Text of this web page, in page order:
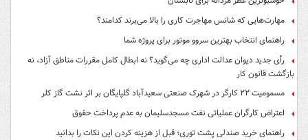
مهارت‌هایی که شانس مهاجرت کاری را بالا می‌برند کدامند؟
راهنمای انتخاب بهترین سروو موتور برای پروژه شما
رأی جدید دیوان عدالت اداری چه می‌گوید؟ نه ابطال کامل مقررات مناطق آزاد، نه
بازگشت قانون کار
مسمومیت ۲۲ کارگر در شهرک صنعتی سعیدآباد گلپایگان بر اثر نشت گاز کلر
اعتراض کارگران عملیاتی نفت مسجدسلیمان به عدم پرداخت حقوق
راهنمای خرید صندلی پشت توری؛ قبل از هزینه کردن این نکات را بدانید